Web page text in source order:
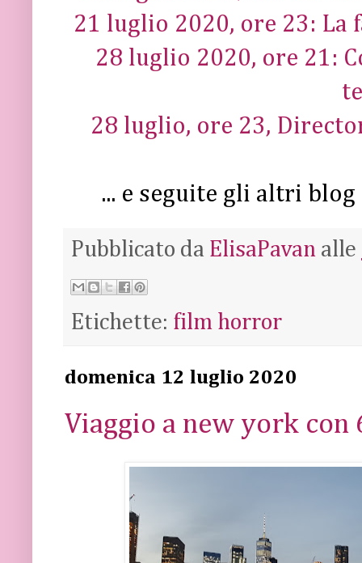
21 luglio 2020, ore 23: La
28 luglio 2020, ore 21:
28 luglio, ore 23,
... e seguite gli altri
Pubblicato da ElisaPavan alle
Etichette: film horror
domenica 12 luglio 2020
Viaggio a new york